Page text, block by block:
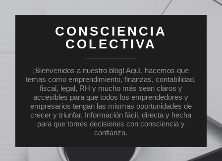
CONSCIENCIA
COLECTIVA
¡Bienvenidos a nuestro blog! Aquí, hacemos que
temas como emprendimiento, finanzas, contabilidad,
fiscal, legal, RH y mucho más sean claros y
accesibles para que todos los emprendedores y
empresarios tengan las mismas oportunidades de
crecer y triunfar. Información fácil, directa y hecha
para que tomes decisiones con consciencia y
confianza.